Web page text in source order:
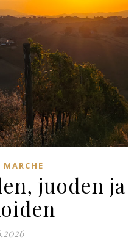
MARCHE
juoden ja